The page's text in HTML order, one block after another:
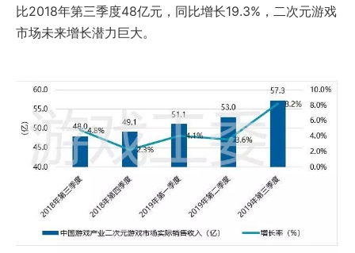
比2018年第三季度48亿元，同比增长19.3%，二次元游戏
市场未来增长潜力巨大。